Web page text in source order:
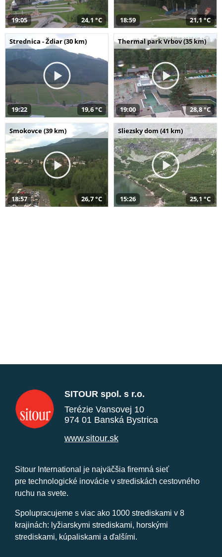
19:05 24,1 °C 18:59 21,1 °C
Strednica - Ždiar (30 km)
19:22 19,6 °C
Thermal park Vrbov (35 km)
19:00 28,8 °C
Smokovce (39 km)
18:57 26,7 °C
Sliezsky dom (41 km)
15:26 25,1 °C
SITOUR spol. s r.o.
Terézie Vansovej 10
974 01 Banská Bystrica
www.sitour.sk
Sitour International je najväčšia firemná sieť
pre technologické inovácie v strediskách cestovného
ruchu na svete.
Spolupracujeme s viac ako 1000 strediskami v 8
krajinách: lyžiarskymi strediskami, horskými
strediskami, kúpaliskami a ďalšími.